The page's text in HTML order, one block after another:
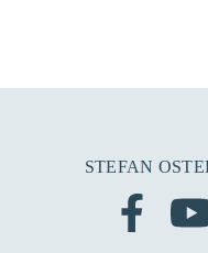
STEFAN